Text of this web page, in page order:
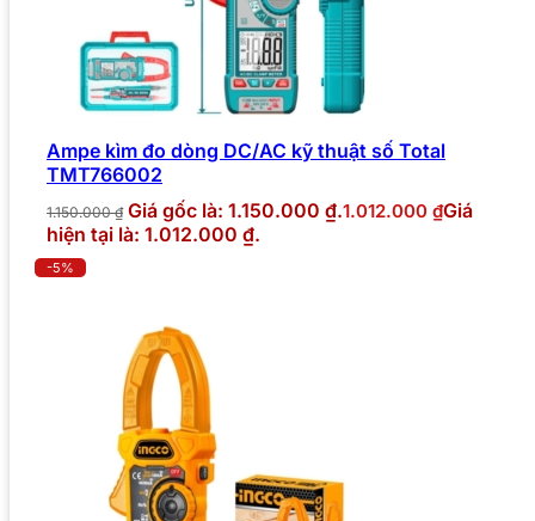
Ampe kìm đo dòng DC/AC kỹ thuật số Total
TMT766002
1.150.000₫ Giá gốc là: 1.150.000 ₫.1.012.000 ₫Giá
hiện tại là: 1.012.000 ₫.
-5%